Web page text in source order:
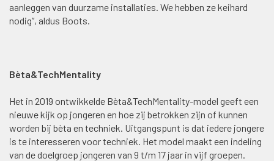
aanleggen van duurzame installaties. We hebben ze keihard
nodig”, aldus Boots.
Bèta&TechMentality
Het in 2019 ontwikkelde Bèta&TechMentality-model geeft een
nieuwe kijk op jongeren en hoe zij betrokken zijn of kunnen
worden bij bèta en techniek. Uitgangspunt is dat iedere jongere
is te interesseren voor techniek. Het model maakt een indeling
van de doelgroep jongeren van 9 t/m 17 jaar in vijf groepen.